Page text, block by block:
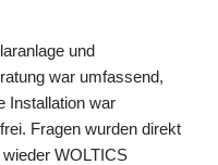
und
war umfassend,
Installation war
Fragen wurden direkt
WOLTICS